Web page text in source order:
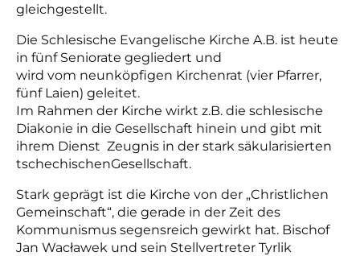
gleichgestellt.
Die Schlesische Evangelische Kirche A.B. ist heute
in fünf Seniorate gegliedert und
wird vom neunköpfigen Kirchenrat (vier Pfarrer,
fünf Laien) geleitet.
Im Rahmen der Kirche wirkt z.B. die schlesische
Diakonie in die Gesellschaft hinein und gibt mit
ihrem Dienst Zeugnis in der stark säkularisierten
tschechischenGesellschaft.
Stark geprägt ist die Kirche von der „Christlichen
Gemeinschaft“, die gerade in der Zeit des
Kommunismus segensreich gewirkt hat. Bischof
Jan Wacławek und sein Stellvertreter Tyrlik